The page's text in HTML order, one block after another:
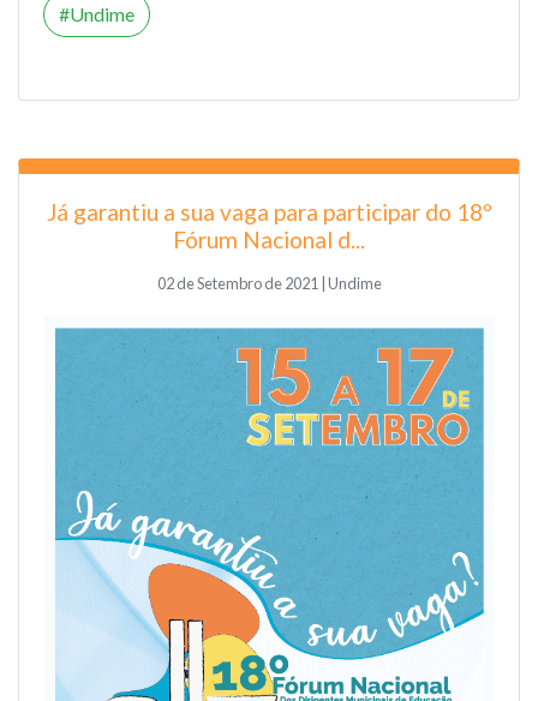
Undime
Já garantiu a sua vaga para participar do 18º
Fórum Nacional d...
02 de Setembro de 2021 | Undime